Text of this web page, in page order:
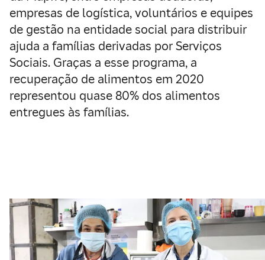
empresas de logística, voluntários e equipes
de gestão na entidade social para distribuir
ajuda a famílias derivadas por Serviços
Sociais. Graças a esse programa, a
recuperação de alimentos em 2020
representou quase 80% dos alimentos
entregues às famílias.